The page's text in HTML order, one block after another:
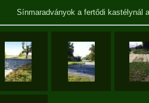
Sínmaradványok a fertődi kastélynál